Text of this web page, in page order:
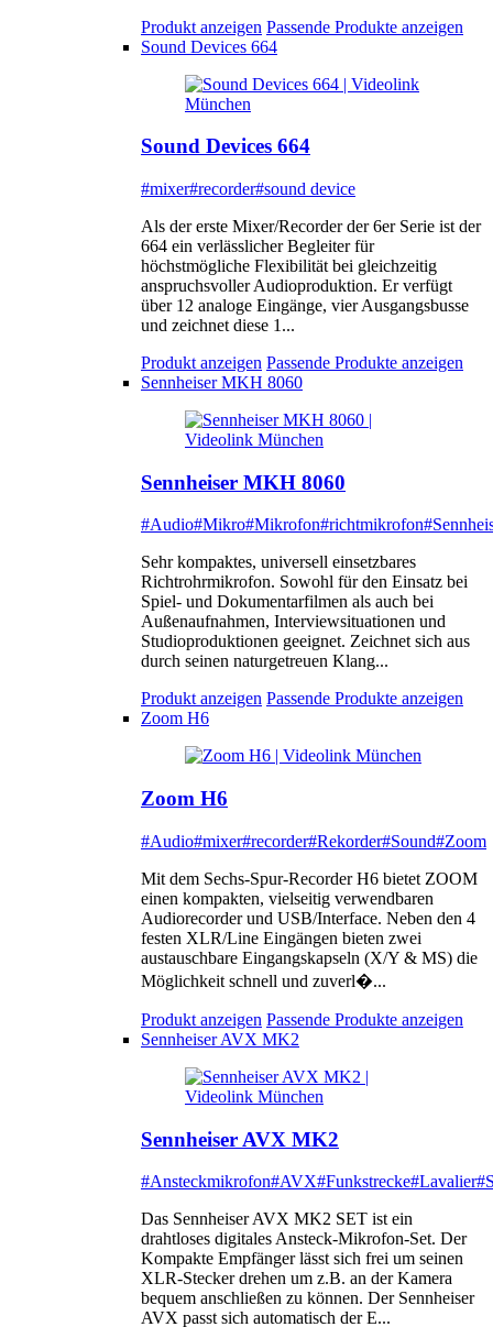
Produkt anzeigen Passende Produkte anzeigen
Sound Devices 664
Sound Devices 664
#mixer#recorder#sound device
Als der erste Mixer/Recorder der 6er Serie ist der
664 ein verlässlicher Begleiter für
höchstmögliche Flexibilität bei gleichzeitig
anspruchsvoller Audioproduktion. Er verfügt
über 12 analoge Eingänge, vier Ausgangsbusse
und zeichnet diese 1...
Produkt anzeigen Passende Produkte anzeigen
Sennheiser MKH 8060
Sennheiser MKH 8060
#Audio#Mikro#Mikrofon#richtmikrofon
Sehr kompaktes, universell einsetzbares
Richtrohrmikrofon. Sowohl für den Einsatz bei
Spiel- und Dokumentarfilmen als auch bei
Außenaufnahmen, Interviewsituationen und
Studioproduktionen geeignet. Zeichnet sich aus
durch seinen naturgetreuen Klang...
Produkt anzeigen Passende Produkte anzeigen
Zoom H6
Zoom H6
#Audio#mixer#recorder#Rekorder#Sound#Zoom
Mit dem Sechs-Spur-Recorder H6 bietet ZOOM
einen kompakten, vielseitig verwendbaren
Audiorecorder und USB/Interface. Neben den 4
festen XLR/Line Eingängen bieten zwei
austauschbare Eingangskapseln (X/Y & MS) die
Möglichkeit schnell und zuverl�...
Produkt anzeigen Passende Produkte anzeigen
Sennheiser AVX MK2
Sennheiser AVX MK2
#Ansteckmikrofon#AVX#Funkstrecke#Lavalier
Das Sennheiser AVX MK2 SET ist ein
drahtloses digitales Ansteck-Mikrofon-Set. Der
Kompakte Empfänger lässt sich frei um seinen
XLR-Stecker drehen um z.B. an der Kamera
bequem anschließen zu können. Der Sennheiser
AVX passt sich automatisch der E...